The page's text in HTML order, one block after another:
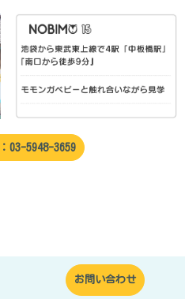
03-5948-3659
お問い合わせ